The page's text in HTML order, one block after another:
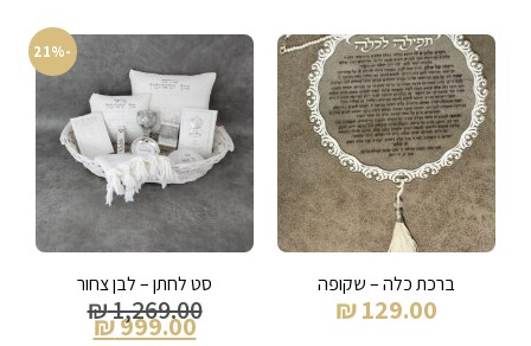
ברכת כלה – שקופה
₪129.00
-21%
סט לחתן – לבן צחור
₪1,269.00
₪999.00